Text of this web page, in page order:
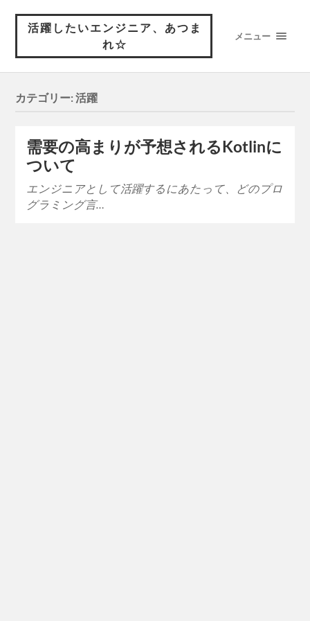
活躍したいエンジニア、あつま
れ☆
メニュー
カテゴリー:活躍
需要の高まりが予想されるKotlinに
ついて
エンジニアとして活躍するにあたって、どのプロ
グラミング言…